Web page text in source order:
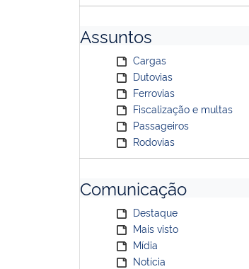
Assuntos
Cargas
Dutovias
Ferrovias
Fiscalização e multas
Passageiros
Rodovias
Comunicação
Destaque
Mais visto
Mídia
Notícia